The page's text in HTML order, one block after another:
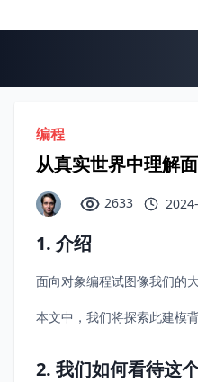
编程
从真实世界中理解
2633
1. 介绍
面向对象编程试图像我们的
本文中，我们将探索此建模
2. 我们如何看待这